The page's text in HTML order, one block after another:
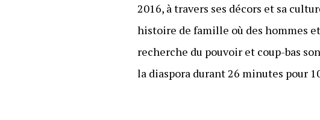
2016, à travers ses décors et sa
histoire de famille où des hommes
recherche du pouvoir et coup-bas
la diaspora durant 26 minutes pour